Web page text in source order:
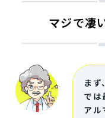
マジで凄
まず
では
アル